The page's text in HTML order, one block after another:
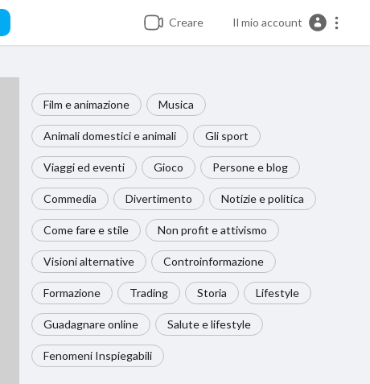
Creare Il mio account
Film e animazione Musica
Animali domestici e animali Gli sport
Viaggi ed eventi Gioco Persone e blog
Commedia Divertimento Notizie e politica
Come fare e stile Non profit e attivismo
Visioni alternative Controinformazione
Formazione Trading Storia Lifestyle
Guadagnare online Salute e lifestyle
Fenomeni Inspiegabili